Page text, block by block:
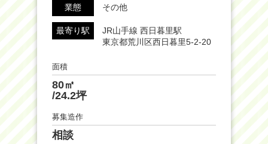
業態 その他
最寄り駅
JR山手線 西日暮里駅
東京都荒川区西日暮里5-2-20
面積
80㎡
/24.2坪
募集造作
相談